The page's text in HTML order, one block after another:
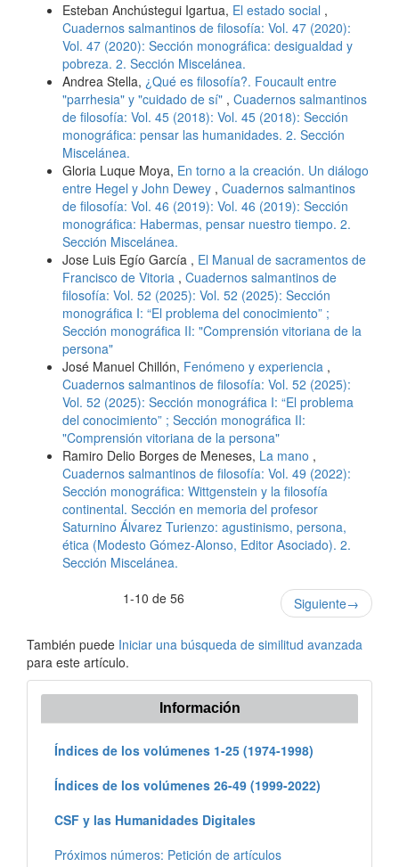
Esteban Anchústegui Igartua, El estado social ,
Cuadernos salmantinos de filosofía: Vol. 47 (2020):
Vol. 47 (2020): Sección monográfica: desigualdad y
pobreza. 2. Sección Miscelánea.
Andrea Stella, ¿Qué es filosofía?. Foucault entre
"parrhesia" y "cuidado de sí" , Cuadernos salmantinos
de filosofía: Vol. 45 (2018): Vol. 45 (2018): Sección
monográfica: pensar las humanidades. 2. Sección
Miscelánea.
Gloria Luque Moya, En torno a la creación. Un diálogo
entre Hegel y John Dewey , Cuadernos salmantinos
de filosofía: Vol. 46 (2019): Vol. 46 (2019): Sección
monográfica: Habermas, pensar nuestro tiempo. 2.
Sección Miscelánea.
Jose Luis Egío García , El Manual de sacramentos de
Francisco de Vitoria , Cuadernos salmantinos de
filosofía: Vol. 52 (2025): Vol. 52 (2025): Sección
monográfica I: “El problema del conocimiento” ;
Sección monográfica II: "Comprensión vitoriana de la
persona"
José Manuel Chillón, Fenómeno y experiencia ,
Cuadernos salmantinos de filosofía: Vol. 52 (2025):
Vol. 52 (2025): Sección monográfica I: “El problema
del conocimiento” ; Sección monográfica II:
"Comprensión vitoriana de la persona"
Ramiro Delio Borges de Meneses, La mano ,
Cuadernos salmantinos de filosofía: Vol. 49 (2022):
Sección monográfica: Wittgenstein y la filosofía
continental. Sección en memoria del profesor
Saturnino Álvarez Turienzo: agustinismo, persona,
ética (Modesto Gómez-Alonso, Editor Asociado). 2.
Sección Miscelánea.
1-10 de 56
Siguiente→
También puede Iniciar una búsqueda de similitud avanzada
para este artículo.
Información
Índices de los volúmenes 1-25 (1974-1998)
Índices de los volúmenes 26-49 (1999-2022)
CSF y las Humanidades Digitales
Próximos números: Petición de artículos